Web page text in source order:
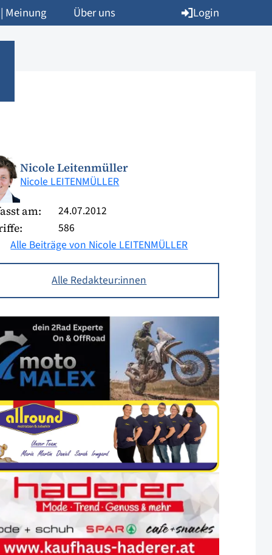
Meinung Über uns Login
Nicole Leitenmüller
Nicole LEITENMÜLLER
am: 24.07.2012
586
Alle Beiträge von Nicole LEITENMÜLLER
Alle Redakteur:innen